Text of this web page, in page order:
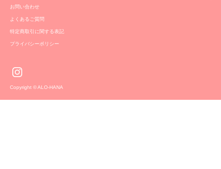
お問い合わせ
よくあるご質問
特定商取引に関する表記
プライバシーポリシー
Copyright © ALO-HANA